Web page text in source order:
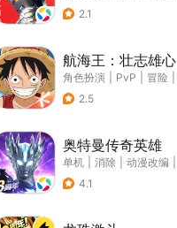
2.1
航海王：壮志雄心
角色扮演 PvP 冒险
2.5
奥特曼传奇英雄
单机 消除 动漫改编
4.1